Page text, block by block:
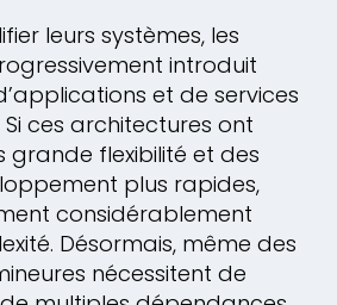
leurs systèmes, les
introduit
et de services
ces architectures ont
grande flexibilité et des
plus rapides,
considérablement
Désormais, même des
nécessitent de